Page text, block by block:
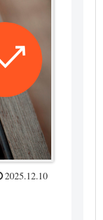
2025.12.10